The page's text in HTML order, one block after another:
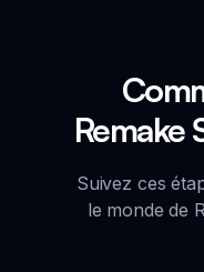
Remake
Suivez ces
le monde de